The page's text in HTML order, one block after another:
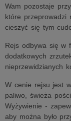
Wam pozostaje
które przeprowadzi
cieszyć się tym
Rejs odbywa się w
dodatkowych
nieprzewidzianych
W cenie rejsu jest
paliwo, świeża
Wyżywienie -
aby można było